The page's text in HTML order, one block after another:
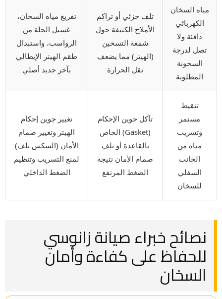
مياه السخان
الكهربائي
دافئة ولا
تصل لدرجة
السخونة
المطلوبة
تلف جزئي أو تراكم
الأملاح الكثيفة حول
شمعة التسخين
(الهيتر) مما يضعف
نقل الحرارة
تفريغ مياه السخان،
غسيل الحلة من
الرواسب، واستبدال
طقم الهيتر الإيطالي
بآخر جديد أصلي
تنقيط
مستمر
وتسريب
مياه من
الجانب
السفلي
للسخان
تآكل جوين الإحكام
(Gasket) الخاص
بالقاعدة أو تلف
صمام الأمان نتيجة
الضغط المرتفع
تغيير جوين إحكام
الهيتر وتغيير صمام
الأمان (السكس بلف)
لمنع التسريب وتنظيم
الضغط الداخلي
نصائح خبراء صيانة زانوسي
للحفاظ على كفاءة وأمان
السخان